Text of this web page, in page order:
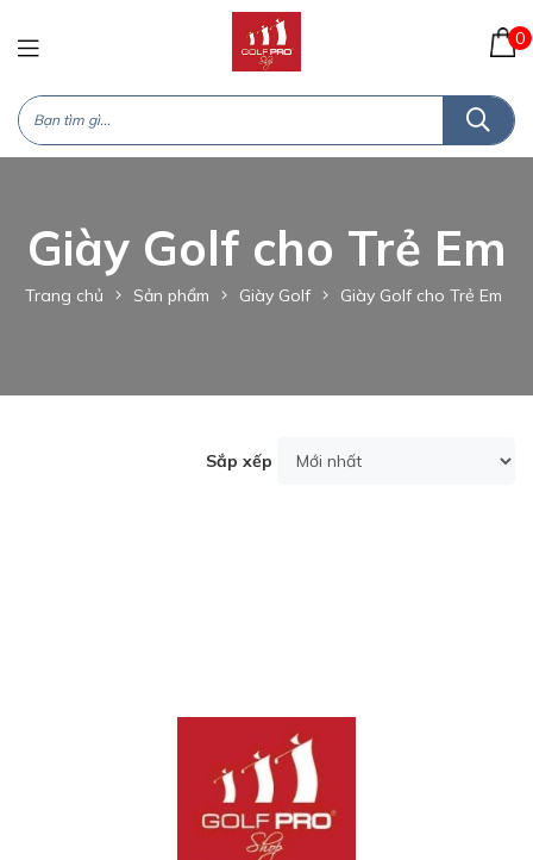
0
Giày Golf cho Trẻ Em
Trang chủ Sản phẩm Giày Golf Giày Golf cho Trẻ Em
Sắp xếp